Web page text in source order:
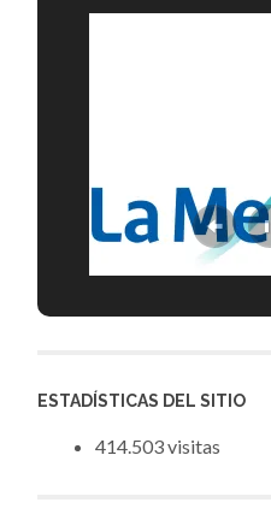
ESTADÍSTICAS DEL SITIO
414.503 visitas